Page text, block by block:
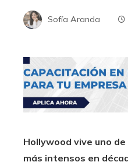
Sofía Aranda
Hollywood vive uno
más intensos en